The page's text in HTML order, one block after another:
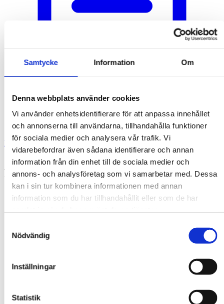
Samtycke Information Om
Denna webbplats använder cookies
Vi använder enhetsidentifierare för att anpassa innehållet
och annonserna till användarna, tillhandahålla funktioner
för sociala medier och analysera vår trafik. Vi
vidarebefordrar även sådana identifierare och annan
information från din enhet till de sociala medier och
annons- och analysföretag som vi samarbetar med. Dessa
kan i sin tur kombinera informationen med annan
information som du har tillhandahållit eller som de har
Nödvändig
Inställningar
Statistik
Dokument & nedladdningar
Hitta återförsäljare
Relaterade produkter